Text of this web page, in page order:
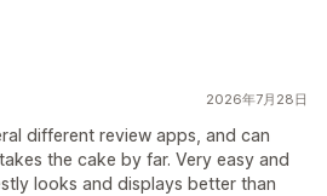
2026年7月28日
different review apps, and can
the cake by far. Very easy and
looks and displays better than